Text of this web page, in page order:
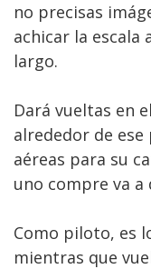
no precisas
achicar la escala
largo.
Dará vueltas en
alrededor de
aéreas para su
uno compre va a
Como piloto, es
mientras que